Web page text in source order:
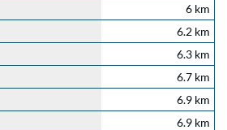
6 km
6.2 km
6.3 km
6.7 km
6.9 km
6.9 km